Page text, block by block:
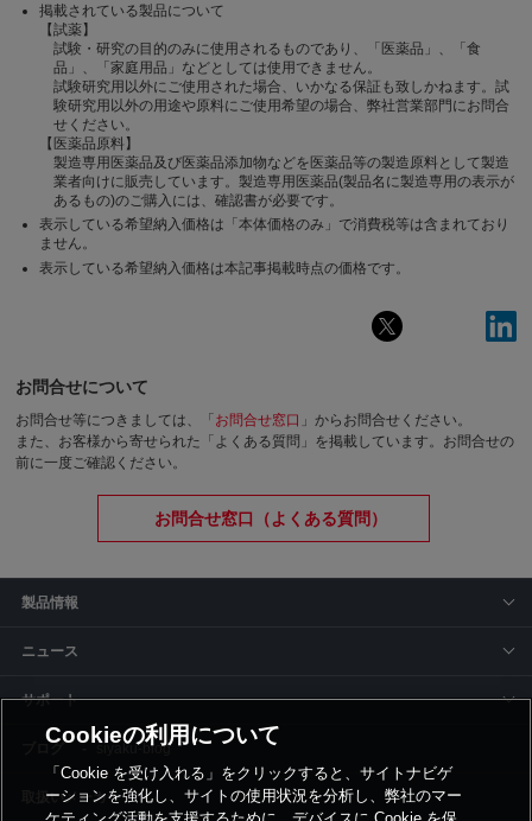
掲載されている製品について
【試薬】
試験・研究の目的のみに使用されるものであり、「医薬品」、「食
品」、「家庭用品」などとしては使用できません。
試験研究用以外にご使用された場合、いかなる保証も致しかねます。試
験研究用以外の用途や原料にご使用希望の場合、弊社営業部門にお問合
せください。
【医薬品原料】
製造専用医薬品及び医薬品添加物などを医薬品等の製造原料として製造
業者向けに販売しています。製造専用医薬品(製品名に製造専用の表示が
あるもの)のご購入には、確認書が必要です。
表示している希望納入価格は「本体価格のみ」で消費税等は含まれており
ません。
表示している希望納入価格は本記事掲載時点の価格です。
お問合せについて
お問合せ等につきましては、「 お問合せ窓口 」からお問合せください。
また、お客様から寄せられた「よくある質問」を掲載しています。お問合せの
前に一度ご確認ください。
お問合せ窓口（よくある質問）
製品情報
ニュース
サポート
siyaku-blog
取扱いメーカー
Cookieの利用について
「Cookie を受け入れる」をクリックすると、サイトナビゲ
ーションを強化し、サイトの使用状況を分析し、弊社のマー